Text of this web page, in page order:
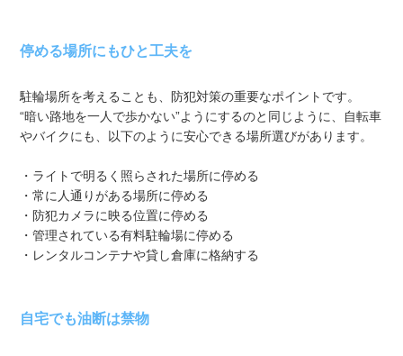
停める場所にもひと工夫を
駐輪場所を考えることも、防犯対策の重要なポイントです。
“暗い路地を一人で歩かない”ようにするのと同じように、自転車
やバイクにも、以下のように安心できる場所選びがあります。
・ライトで明るく照らされた場所に停める
・常に人通りがある場所に停める
・防犯カメラに映る位置に停める
・管理されている有料駐輪場に停める
・レンタルコンテナや貸し倉庫に格納する
自宅でも油断は禁物